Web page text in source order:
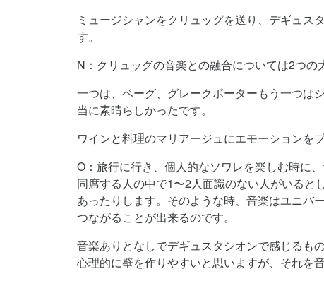
ミュージシャンをクリュッグを送り、デギュス
す。
N：クリュッグの音楽との融合については2つの
一つは、ベーグ、グレークポーターもう一つは
当に素晴らしかったです。
ワインと料理のマリアージュにエモーションを
O：旅行に行き、個人的なソワレを楽しむ時に、
同席する人の中で1〜2人面識のない人がいる
あったりします。そのような時、音楽はユニバ
つながることが出来るのです。
音楽ありとなしでデギュスタシオンで感じるも
心理的に壁を作りやすいと思いますが、それを